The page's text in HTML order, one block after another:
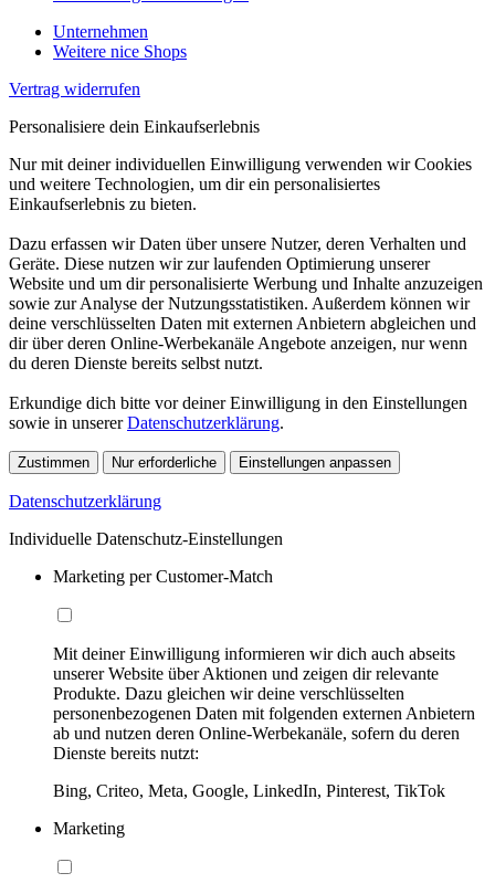
Unternehmen
Weitere nice Shops
Vertrag widerrufen
Personalisiere dein Einkaufserlebnis
Nur mit deiner individuellen Einwilligung verwenden wir Cookies
und weitere Technologien, um dir ein personalisiertes
Einkaufserlebnis zu bieten.
Dazu erfassen wir Daten über unsere Nutzer, deren Verhalten und
Geräte. Diese nutzen wir zur laufenden Optimierung unserer
Website und um dir personalisierte Werbung und Inhalte anzuzeigen
sowie zur Analyse der Nutzungsstatistiken. Außerdem können wir
deine verschlüsselten Daten mit externen Anbietern abgleichen und
dir über deren Online-Werbekanäle Angebote anzeigen, nur wenn
du deren Dienste bereits selbst nutzt.
Erkundige dich bitte vor deiner Einwilligung in den Einstellungen
sowie in unsererDatenschutzerklärung.
Zustimmen Nur erforderliche Einstellungen anpassen
Datenschutzerklärung
Individuelle Datenschutz-Einstellungen
Marketing per Customer-Match
Mit deiner Einwilligung informieren wir dich auch abseits
unserer Website über Aktionen und zeigen dir relevante
Produkte. Dazu gleichen wir deine verschlüsselten
personenbezogenen Daten mit folgenden externen Anbietern
ab und nutzen deren Online-Werbekanäle, sofern du deren
Dienste bereits nutzt:
Bing, Criteo, Meta, Google, LinkedIn, Pinterest, TikTok
Marketing